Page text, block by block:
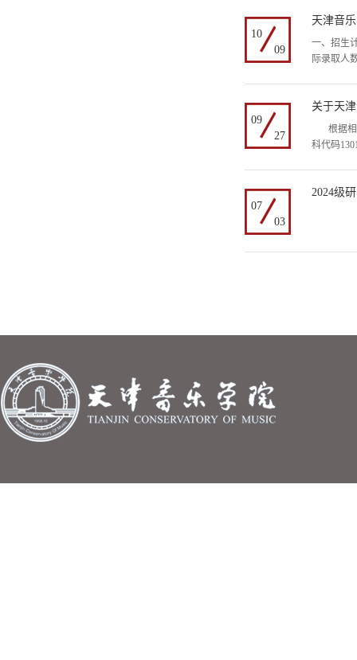
10
09
天津音
一、招生
际录取人
09
27
关于天
根据相
科代码
07
03
2024级